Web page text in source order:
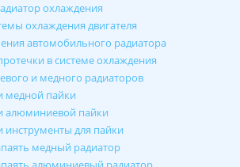
охлаждения
охлаждения двигателя
автомобильного радиатора
в системе охлаждения
и медного радиаторов
медной пайки
алюминиевой пайки
для пайки
медный радиатор